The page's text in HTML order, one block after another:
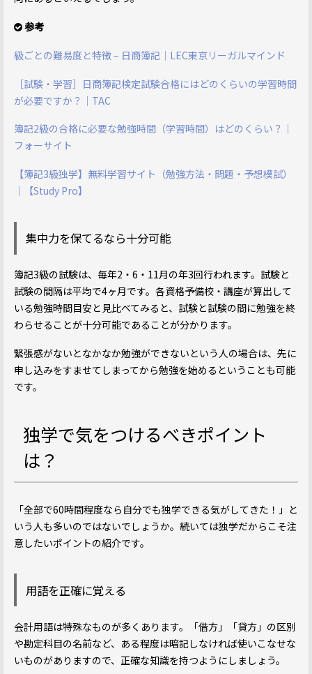
参考
級ごとの難易度と特徴 – 日商簿記｜LEC東京リーガルマインド
［試験・学習］日商簿記検定試験合格にはどのくらいの学習時間
が必要ですか？｜TAC
簿記2級の合格に必要な勉強時間（学習時間）はどのくらい？｜
フォーサイト
【簿記3級独学】無料学習サイト（勉強方法・問題・予想模試）
｜【Study Pro】
集中力を保てるなら十分可能
簿記3級の試験は、毎年2・6・11月の年3回行われます。試験と
試験の間隔は平均で4ヶ月です。各資格予備校・講座が算出して
いる勉強時間目安と見比べてみると、試験と試験の間に勉強を終
わらせることが十分可能であることが分かります。
緊張感がないとなかなか勉強ができないという人の場合は、先に
申し込みをすませてしまってから勉強を始めるということも可能
です。
独学で気をつけるべきポイント
は？
「全部で60時間程度なら自分でも独学できる気がしてきた！」と
いう人も多いのではないでしょうか。続いては独学だからこそ注
意したいポイントの紹介です。
用語を正確に覚える
会計用語は特殊なものが多くあります。「借方」「貸方」の区別
や勘定科目の名前など、ある程度は暗記しなければ使いこなせな
いものがありますので、正確な知識を持つようにしましょう。